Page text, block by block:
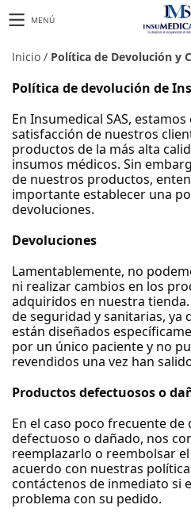
MENÚ
Inicio / Política de Devolución y
Política de devolución de
En Insumedical SAS,
satisfacción de nuestros
productos de la más alta
insumos médicos. Sin
de nuestros productos,
importante establecer una
devoluciones.
Devoluciones
Lamentablemente, no
ni realizar cambios en los
adquiridos en nuestra
de seguridad y sanitarias, ya
están diseñados
por un único paciente y no
revendidos una vez han
Productos defectuosos o
En el caso poco frecuente
defectuoso o dañado, nos
reemplazarlo o reembolsar
acuerdo con nuestras
contáctenos de inmediato si
problema con su pedido.